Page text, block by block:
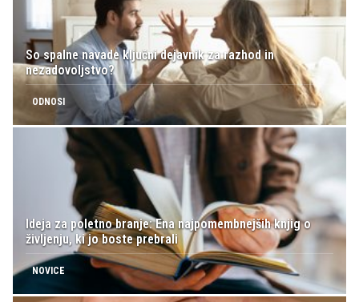
So spalne navade ključni dejavnik za razhod in
nezadovoljstvo?
ODNOSI
Ideja za poletno branje: Ena najpomembnejših knjig o
življenju, ki jo boste prebrali
NOVICE